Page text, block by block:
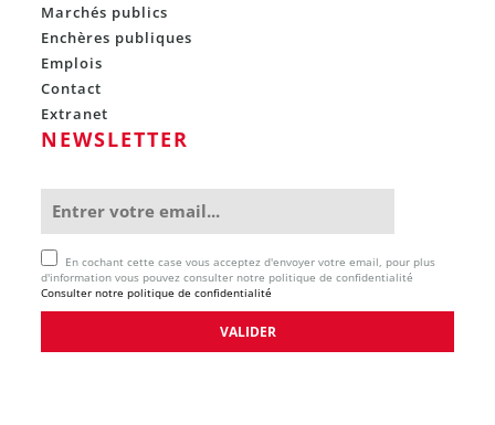
Marchés publics
Enchères publiques
Emplois
Contact
Extranet
NEWSLETTER
En cochant cette case vous acceptez d'envoyer votre email, pour plus
d'information vous pouvez consulter notre politique de confidentialité
Consulter notre politique de confidentialité